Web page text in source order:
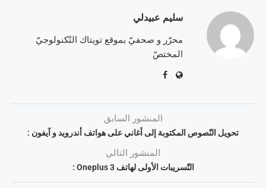
سليم عبيدلي
محرّر و صحفيّ بموقع تويتاك التّكنولوجيّ
المختصّ
المنشور السابق
تحويل النّصوص المكتوبة إلى أغاني على هواتف أندرويد و آيفون :
المنشور التالي
التّسريبات الأولى لهاتف Oneplus 3 :